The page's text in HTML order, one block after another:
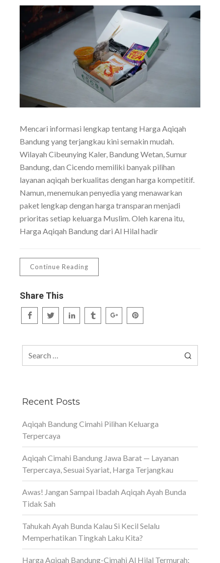
Mencari informasi lengkap tentang Harga Aqiqah
Bandung yang terjangkau kini semakin mudah.
Wilayah Cibeunying Kaler, Bandung Wetan, Sumur
Bandung, dan Cicendo memiliki banyak pilihan
layanan aqiqah berkualitas dengan harga kompetitif.
Namun, menemukan penyedia yang menawarkan
paket lengkap dengan harga transparan menjadi
prioritas setiap keluarga Muslim. Oleh karena itu,
Harga Aqiqah Bandung dari Al Hilal hadir
Continue Reading
Share This
Recent Posts
Aqiqah Bandung Cimahi Pilihan Keluarga
Terpercaya
Aqiqah Cimahi Bandung Jawa Barat — Layanan
Terpercaya, Sesuai Syariat, Harga Terjangkau
Awas! Jangan Sampai Ibadah Aqiqah Ayah Bunda
Tidak Sah
Tahukah Ayah Bunda Kalau Si Kecil Selalu
Memperhatikan Tingkah Laku Kita?
Harga Aqiqah Bandung-Cimahi Al Hilal Termurah: